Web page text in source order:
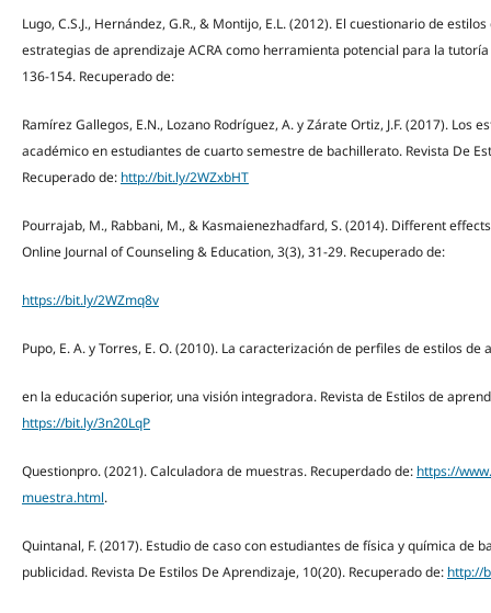
Lugo, C.S.J., Hernández, G.R., & Montijo, E.L. (2012). El cuestionario de
estrategias de aprendizaje ACRA como herramienta potencial para la
136-154. Recuperado de:
Ramírez Gallegos, E.N., Lozano Rodríguez, A. y Zárate Ortiz, J.F. (2017). Los
académico en estudiantes de cuarto semestre de bachillerato. Revista De
Recuperado de: http://bit.ly/2WZxbHT
Pourrajab, M., Rabbani, M., & Kasmaienezhadfard, S. (2014). Different
Online Journal of Counseling & Education, 3(3), 31-29. Recuperado de:
https://bit.ly/2WZmq8v
Pupo, E. A. y Torres, E. O. (2010). La caracterización de perfiles de estilos de
en la educación superior, una visión integradora. Revista de Estilos de
https://bit.ly/3n20LqP
Questionpro. (2021). Calculadora de muestras. Recuperdado de: https://
muestra.html.
Quintanal, F. (2017). Estudio de caso con estudiantes de física y química de
publicidad. Revista De Estilos De Aprendizaje, 10(20). Recuperado de: http://